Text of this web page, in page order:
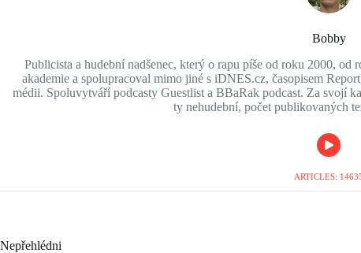
Bobby
Publicista a hudební nadšenec, který o rapu píše od roku 2000,
akademie a spolupracoval mimo jiné s iDNES.cz, časopisem
médii. Spoluvytváří podcasty Guestlist a BBaRak podcast. Za svojí
ty nehudební, počet publikovaných
ARTICLES:
Nepřehlédni